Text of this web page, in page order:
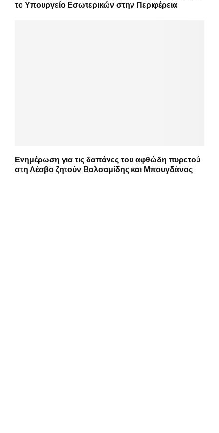
το Υπουργείο Εσωτερικών στην Περιφέρεια
Ενημέρωση για τις δαπάνες του αφθώδη πυρετού
στη Λέσβο ζητούν Βαλσαμίδης και Μπουγδάνος